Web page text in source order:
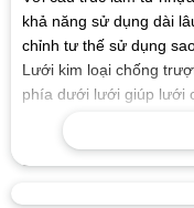
khả năng sử dụng dài
chỉnh tư thế sử dụng
Lưới kim loại chống
phía dưới lưới giúp lưới
Tiện ích và kết nối dễ
Đế tản nhiệt được cấp